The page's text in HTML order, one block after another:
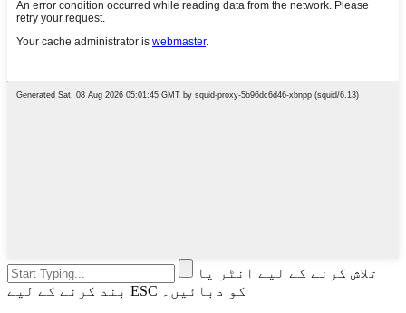
تلاش کرنے کے لیے انٹر یا
بند کرنے کے لیے ESC کو دبائیں۔